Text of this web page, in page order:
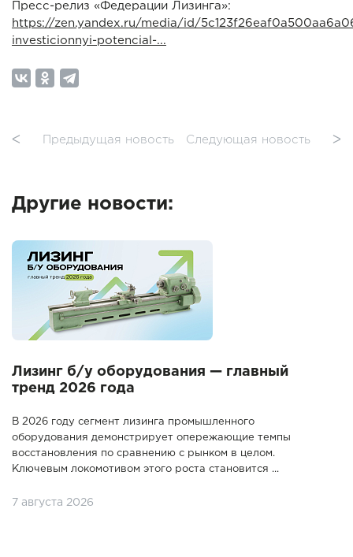
Пресс-релиз «Федерации Лизинга»:
https://zen.yandex.ru/media/id/
investicionnyi-potencial-...
ᐸ Предыдущая новость Следующая новость ᐳ
Другие новости:
Лизинг б/у оборудования — главный
тренд 2026 года
В 2026 году сегмент лизинга промышленного
оборудования демонстрирует опережающие темпы
восстановления по сравнению с рынком в целом.
Ключевым локомотивом этого роста становится ...
7 августа 2026